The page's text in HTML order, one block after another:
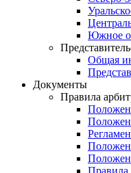
Южное
Общая
Документы
Правила
Правила